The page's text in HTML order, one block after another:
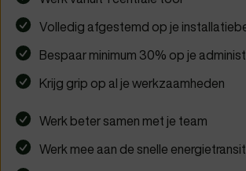
Volledig afgestemd op je
Bespaar minimum 30% op je
Krijg grip op al je werkzaamheden
Werk beter samen met je team
Werk mee aan de snelle